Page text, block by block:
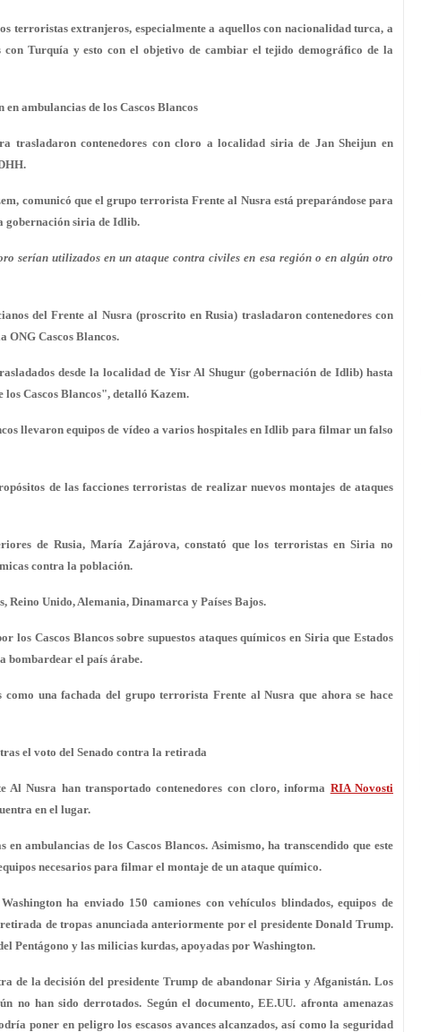
terroristas extranjeros, especialmente a aquellos con nacionalidad turca, a
Turquía y esto con el objetivo de cambiar el tejido demográfico de la
ambulancias de los Cascos Blancos
trasladaron contenedores con cloro a localidad siria de Jan Sheijun en
comunicó que el grupo terrorista Frente al Nusra está preparándose para
gobernación siria de Idlib.
serían utilizados en un ataque contra civiles en esa región o en algún otro
del Frente al Nusra (proscrito en Rusia) trasladaron contenedores con
ONG Cascos Blancos.
desde la localidad de Yisr Al Shugur (gobernación de Idlib) hasta
Cascos Blancos", detalló Kazem.
llevaron equipos de vídeo a varios hospitales en Idlib para filmar un falso
de las facciones terroristas de realizar nuevos montajes de ataques
de Rusia, María Zajárova, constató que los terroristas en Siria no
contra la población.
Reino Unido, Alemania, Dinamarca y Países Bajos.
los Cascos Blancos sobre supuestos ataques químicos en Siria que Estados
bombardear el país árabe.
una fachada del grupo terrorista Frente al Nusra que ahora se hace
el voto del Senado contra la retirada
Nusra han transportado contenedores con cloro, informa RIANovosti
en el lugar.
ambulancias de los Cascos Blancos. Asimismo, ha transcendido que este
necesarios para filmar el montaje de un ataque químico.
ha enviado 150 camiones con vehículos blindados, equipos de
de tropas anunciada anteriormente por el presidente Donald Trump.
Pentágono y las milicias kurdas, apoyadas por Washington.
de la decisión del presidente Trump de abandonar Siria y Afganistán. Los
no han sido derrotados. Según el documento, EE.UU. afronta amenazas
poner en peligro los escasos avances alcanzados, así como la seguridad